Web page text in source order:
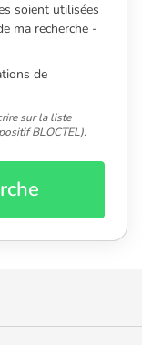
soient utilisées
ma recherche -
de
sur la liste
BLOCTEL).